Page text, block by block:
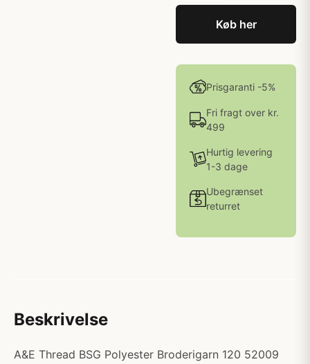
Køb her
Prisgaranti -5%
Fri fragt over kr.
499
Hurtig levering
1-3 dage
Ubegrænset
returret
Beskrivelse
A&E Thread BSG Polyester Broderigarn 120 52009